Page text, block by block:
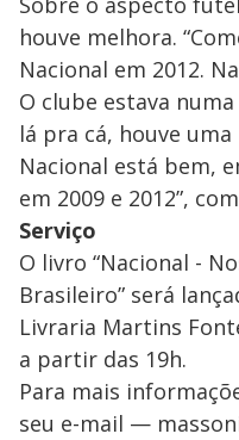
houve melhora.
Nacional em 2012.
O clube estava
lá pra cá, houve
Nacional está bem,
em 2009 e 2012”,
Serviço
O livro “Nacional -
Brasileiro” será
Livraria Martins
a partir das 19h.
Para mais
seu e-mail —